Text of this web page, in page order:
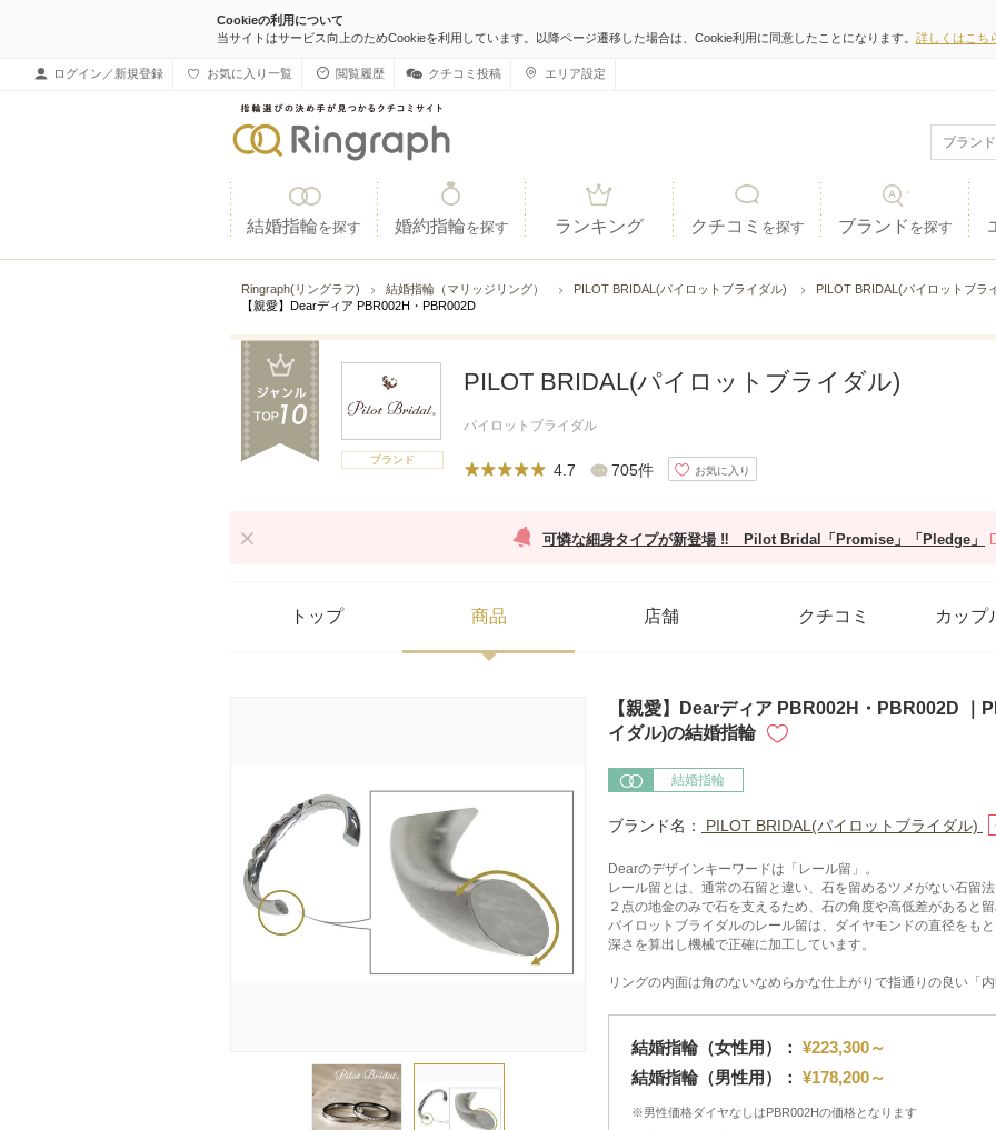
Cookieの利用について
当サイトはサービス向上のためCookieを利用しています。以降ページ遷移した場合は、Cookie利用に同意したことになります。 詳しくはこち
ログイン／新規登録 お気に入り一覧 閲覧履歴 クチコミ投稿 エリア設定
結婚指輪を探す 婚約指輪を探す ランキング クチコミ を探す ブランド を探す
Ringraph(リングラフ) 結婚指輪（マリッジリング） PILOT BRIDAL(パイロットブライダル)
PILOT BRIDAL(パイロットブラ
【親愛】Dearディア PBR002H・PBR002D
ブランド
PILOT BRIDAL(パイロットブライダル)
パイロットブライダル
4.7 705件 お気に入り
可憐な細身タイプが新登場 ‼ Pilot Bridal「Promise」「Pledge」
トップ 商品 店舗 クチコミ カップ
【親愛】Dearディア PBR002H・PBR002D ｜
イダル)の結婚指輪
結婚指輪
ブランド名： PILOT BRIDAL(パイロットブライダル)
Dearのデザインキーワードは「レール留」。
レール留とは、通常の石留と違い、石を留めるツメがない石留法
２点の地金のみで石を支えるため、石の角度や高低差があると
パイロットブライダルのレール留は、ダイヤモンドの直径をも
深さを算出し機械で正確に加工しています。
リングの内面は角のないなめらかな仕上がりで指通りの良い「
結婚指輪（女性用）： ¥223,300～
結婚指輪（男性用）： ¥178,200～
※男性価格ダイヤなしはPBR002Hの価格となります